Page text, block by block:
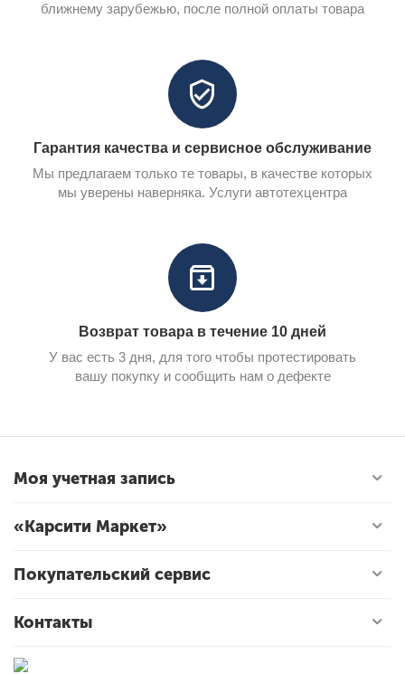
ближнему зарубежью, после полной оплаты товара
Гарантия качества и сервисное обслуживание
Мы предлагаем только те товары, в качестве которых
мы уверены наверняка. Услуги автотехцентра
Возврат товара в течение 10 дней
У вас есть 3 дня, для того чтобы протестировать
вашу покупку и сообщить нам о дефекте
Моя учетная запись
«Карсити Маркет»
Покупательский сервис
Контакты